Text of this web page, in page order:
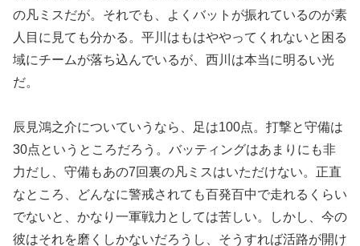
の凡ミスだが。それでも、よくバットが振れているのが素
人目に見ても分かる。平川はもはややってくれないと困る
域にチームが落ち込んでいるが、西川は本当に明るい光
だ。
辰見鴻之介についていうなら、足は100点。打撃と守備は
30点というところだろう。バッティングはあまりにも非
力だし、守備もあの7回裏の凡ミスはいただけない。正直
なところ、どんなに警戒されても百発百中で走れるくらい
でないと、かなり一軍戦力としては苦しい。しかし、今の
彼はそれを磨くしかないだろうし、そうすれば活路が開け